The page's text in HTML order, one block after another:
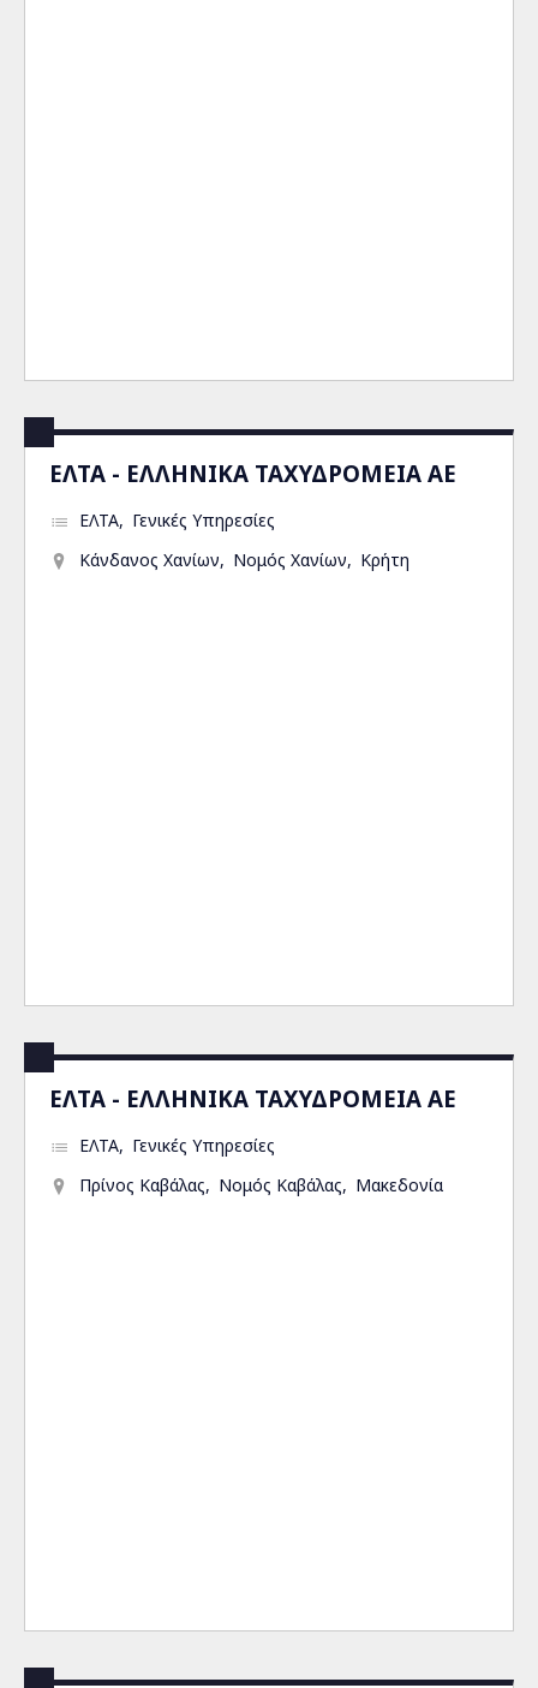
ΕΛΤΑ - ΕΛΛΗΝΙΚΑ ΤΑΧΥΔΡΟΜΕΙΑ ΑΕ
ΕΛΤΑ
Γενικές Υπηρεσίες
Κάνδανος Χανίων
Νομός Χανίων Κρήτη
ΕΛΤΑ - ΕΛΛΗΝΙΚΑ ΤΑΧΥΔΡΟΜΕΙΑ ΑΕ
ΕΛΤΑ
Γενικές Υπηρεσίες
Πρίνος Καβάλας
Νομός Καβάλας Μακεδονία